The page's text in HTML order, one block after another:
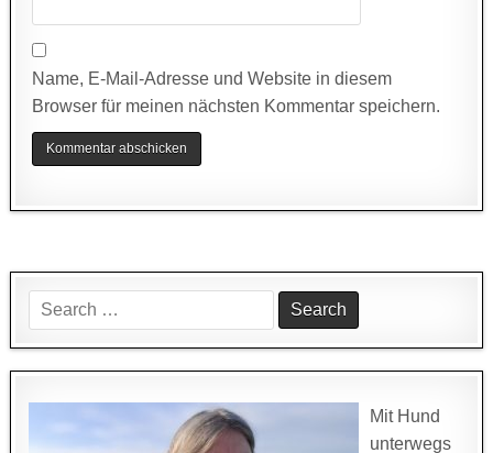
Name, E-Mail-Adresse und Website in diesem
Browser für meinen nächsten Kommentar speichern.
Search
for:
Mit Hund
unterwegs